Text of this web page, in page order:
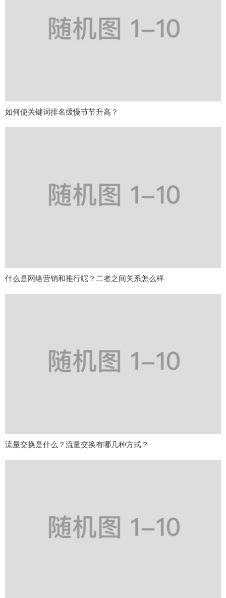
如何使关键词排名缓慢节节升高？
什么是网络营销和推行呢？二者之间关系怎么样
流量交换是什么？流量交换有哪几种方式？